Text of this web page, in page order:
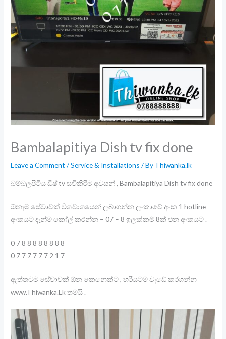
Bambalapitiya Dish tv fix done
Leave a Comment /Service & Installations / By Thiwanka.lk
බම්බලපිටිය ඩිෂ් tv සවිකිරීම අවසන් , Bambalapitiya Dish tv fix done
ඕනෑම සේවාවක් විශ්වාශයෙන් ලබාගන්න ලංකාවේ අංක 1 hotline
අංකයට දැන්ම කෝල් කරන්න – 07 – 8 ඉලක්කම් 8ක් එන අංකයට .
0 7 8 8 8 8 8 8 8 8
0 7 7 7 7 7 7 2 1 7
ඇත්තටම සේවාවක් ඕන කෙනෙක්ට , හරියටම වැඩේ කරගන්න
www.Thiwanka.Lk තමයි .